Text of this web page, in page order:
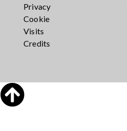
Privacy
Cookie
Visits
Credits